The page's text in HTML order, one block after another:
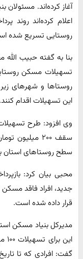
آغاز کرده‌اند. مسئولان
روستایی تسریع شده
بنا به گفته حبیب
تسهیلات مسکن
این تسهیلات اقدام کنند.
سقف ۲۰۰
سطح روستاهای
جدید، افراد فاقد
قرار داده شده است.
مدیرکل بنیاد مسکن